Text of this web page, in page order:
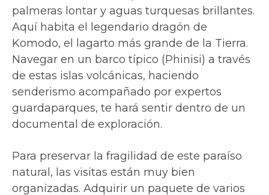
palmeras lontar y aguas turquesas brillantes.
Aquí habita el legendario dragón de
Komodo, el lagarto más grande de la Tierra.
Navegar en un barco típico (Phinisi) a través
de estas islas volcánicas, haciendo
senderismo acompañado por expertos
guardaparques, te hará sentir dentro de un
documental de exploración.
Para preservar la fragilidad de este paraíso
natural, las visitas están muy bien
organizadas. Adquirir un paquete de varios